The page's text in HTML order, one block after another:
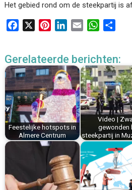
Het gebied rond om de steekpartij is
e
b
o
o
k
t
e
r
e
s
t
k
e
d
I
n
i
l
W
t
s
A
p
p
e
n
Gerelateerde berichten:
Feestelijke hotspots in
Almere Centrum
Video |
gewonden
steekpartij in